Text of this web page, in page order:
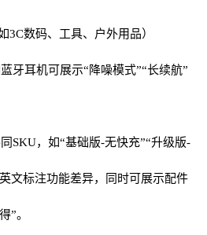
3C数码、工具、户外用品）
牙耳机可展示“降噪模式”“长续航”
SKU，如“基础版-无快充”“升级版-
文标注功能差异，同时可展示配件
”。